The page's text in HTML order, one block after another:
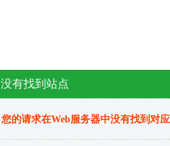
没有找到站点
您的请求在Web服务器中没有找到对